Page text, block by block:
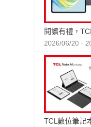
閱讀有禮，
2026/06/20 -
TCL數位筆記